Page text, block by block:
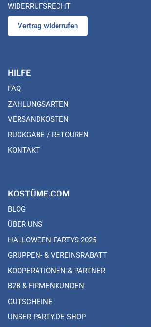
WIDERRUFSRECHT
Vertrag widerrufen
HILFE
FAQ
ZAHLUNGSARTEN
VERSANDKOSTEN
RÜCKGABE / RETOUREN
KONTAKT
KOSTÜME.COM
BLOG
ÜBER UNS
HALLOWEEN PARTYS 2025
GRUPPEN- & VEREINSRABATT
KOOPERATIONEN & PARTNER
B2B & FIRMENKUNDEN
GUTSCHEINE
UNSER PARTY.DE SHOP